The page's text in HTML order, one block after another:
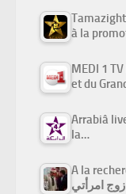
à la
MEDI 1
et du
Arrabiâ
la…
A la
امرأتي